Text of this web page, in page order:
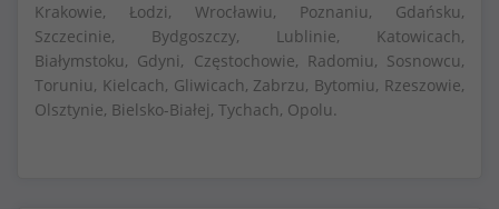
Krakowie, Łodzi, Wrocławiu, Poznaniu, Gdańsku,
Szczecinie, Bydgoszczy, Lublinie, Katowicach,
Białymstoku, Gdyni, Częstochowie, Radomiu, Sosnowcu,
Toruniu, Kielcach, Gliwicach, Zabrzu, Bytomiu, Rzeszowie,
Olsztynie, Bielsko-Białej, Tychach, Opolu.